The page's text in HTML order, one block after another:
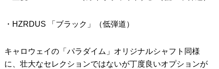
・HZRDUS 「ブラック」（低弾道）
キャロウェイの「パラダイム」オリジナルシャフト同様
に、壮大なセレクションではないが丁度良いオプションが